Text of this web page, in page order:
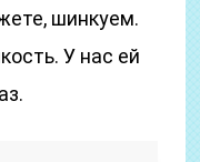
шинкуем.
У нас ей